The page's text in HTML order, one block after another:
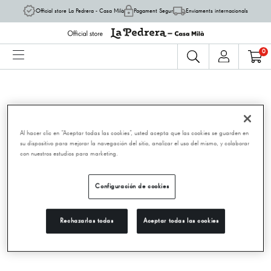
Official store La Pedrera - Casa Milà Pagament Segur Enviaments internacionals
0
Al hacer clic en “Aceptar todas las cookies”, usted acepta que las cookies se guarden en
su dispositivo para mejorar la navegación del sitio, analizar el uso del mismo, y colaborar
con nuestros estudios para marketing.
Configuración de cookies
Rechazarlas todas Aceptar todas las cookies